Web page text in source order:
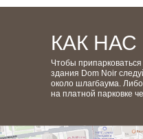
КАК
Чтобы
здания Dom Noir
около шлагбаума.
на платной парковке